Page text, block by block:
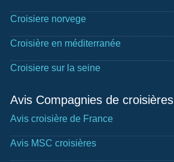
Croisiere norvege
Croisière en méditerranée
Croisiere sur la seine
Avis Compagnies de croisières
Avis croisière de France
Avis MSC croisières